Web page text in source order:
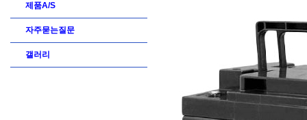
제품A/S
자주묻는질문
갤러리